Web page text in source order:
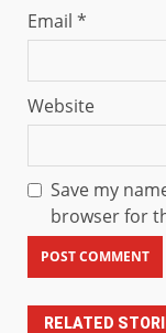
Email *
Website
Save my
browser for
RELATED